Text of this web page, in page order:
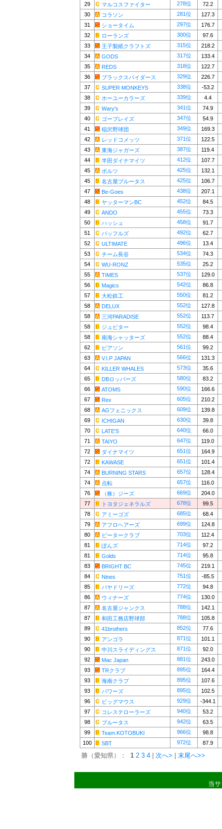
29
マルコスファイター 278位
72.2
30
コラソン 281位
127.3
31
ショータイム 297位
176.7
32
ローランズ 300位
97.6
33
王子製紙クラフトズ 315位
218.2
34
GODS 317位
133.4
35
REDS 318位
122.7
36
ブラックスパイダース 329位
226.7
37
SUPER MONKEYS 338位
-53.2
38
ホーユーカラーズ 339位
4.4
39
Wary's 341位
74.9
40
ゴーブレイズ 347位
54.9
41
稲沢野球団 349位
169.3
42
レッドコメッツ 371位
122.5
43
東海ジャガーズ 387位
119.4
44
半田ダイナマイツ 412位
107.7
45
ボルツ 425位
132.1
45
名古屋ブルータス 425位
106.7
47
Be-Goes 438位
207.1
48
ヤッターマンBC 452位
84.5
49
ANDO 455位
73.3
50
ハッシュ 458位
91.7
51
バッフルズ 492位
62.7
52
ULTIMATE 496位
13.4
53
チーム長谷 534位
74.3
54
WU-RONZ 535位
25.2
55
TIMES 537位
129.0
56
Magics 542位
86.8
57
大松鉄工 550位
81.2
58
DELUX 552位
127.8
58
三河PARADISE 552位
113.7
58
ジュピター 552位
98.4
58
南海シャッターズ 552位
88.4
62
ピアソン 561位
99.2
63
V.I.P JAPAN 566位
131.3
64
KILLER WHALES 573位
35.6
65
DBロッパーズ 580位
83.2
66
ATOMS 590位
166.6
67
Rex 605位
210.2
68
AGフェニックス 609位
139.8
69
ICHIGAN 630位
39.8
70
LATE'S 640位
66.0
71
TAIYO 647位
119.0
72
ダイナマイツ 651位
164.9
72
KAWASE 651位
101.4
74
BURNING STARS 657位
128.4
74
点転 657位
116.0
76
（株）ジーズ 669位
204.0
77
トヨタジェネラルズ 678位
99.5
78
アミーゴズ 685位
68.4
79
アフロヘアーズ 699位
124.8
80
ピータークラブ 703位
112.4
81
ぽんズ 714位
97.2
81
Golds 714位
95.8
83
BRIGHT BC 745位
219.1
84
Nines 751位
-85.5
85
パヤドリーズ 772位
94.8
86
ウィナーズ 774位
130.0
87
名古屋ジャンクス 788位
142.1
87
和田工務店野球部 788位
105.8
89
41brothers 852位
77.6
90
アンゴラ 871位
101.1
90
中川スライディングス 871位
92.0
92
Mac Japan 881位
243.0
93
TRクラブ 895位
164.4
93
海南クラブ 895位
107.6
93
パワーズ 895位
102.5
96
ビッグマウス 929位
-344.1
97
コレステローラーズ 940位
53.2
98
ブルータス 942位
63.5
99
Team.KOTOBUKI 966位
98.8
100
SBT 972位 87.9
勝（愛知県）： 1 2 3 4 次へ> 末尾へ>>
当